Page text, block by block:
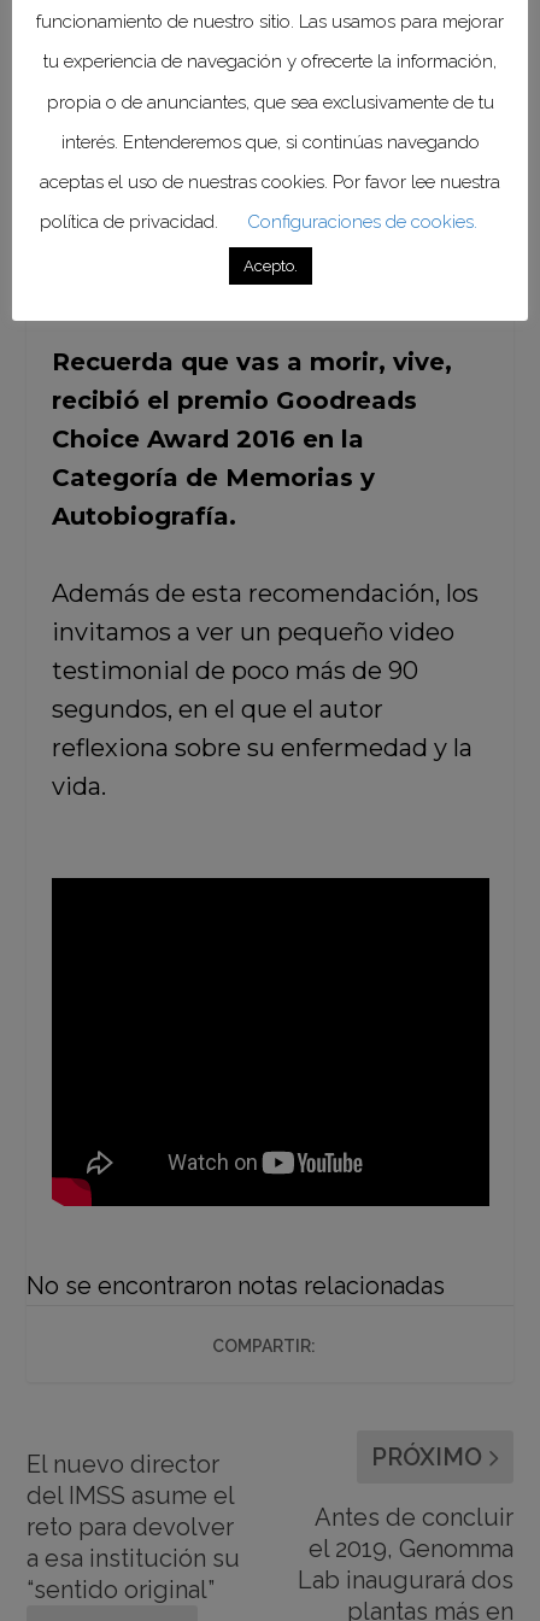
existencia, entendiendo, sin entrar
en dramatismos, que algún día
dejaremos de estar.
Lamentablemente, Kalanithi murió
en marzo de 2015 sin ver publicada
su obra, la que vio la luz en enero del
Recuerda que vas a morir, vive,
recibió el premio Goodreads
Choice Award 2016 en la
Categoría de Memorias y
Autobiografía.
Además de esta recomendación, los
invitamos a ver un pequeño video
testimonial de poco más de 90
segundos, en el que el autor
reflexiona sobre su enfermedad y la
vida.
No se encontraron notas relacionadas
COMPARTIR:
El nuevo director
del IMSS asume el
reto para devolver
a esa institución su
“sentido original”
PRÓXIMO
Antes de concluir
el 2019, Genomma
Lab inaugurará dos
plantas más en
funcionamiento de nuestro sitio. Las usamos para mejorar
tu experiencia de navegación y ofrecerte la información,
propia o de anunciantes, que sea exclusivamente de tu
interés. Entenderemos que, si continúas navegando
aceptas el uso de nuestras cookies. Por favor lee nuestra
política de privacidad.
Configuraciones de cookies.
Acepto.